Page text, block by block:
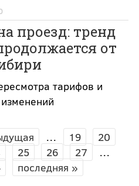
проезд: тренд
от
тарифов и
… 19
20
25 26 27
…
последняя »